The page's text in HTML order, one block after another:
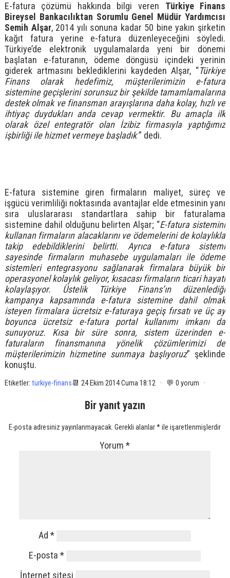
E-fatura çözümü hakkında bilgi veren Türkiye Finans
Bireysel Bankacılıktan Sorumlu Genel Müdür Yardımcısı
Semih Alşar, 2014 yılı sonuna kadar 50 bine yakın şirketin
kağıt fatura yerine e-fatura düzenleyeceğini söyledi.
Türkiye’de elektronik uygulamalarda yeni bir dönemi
başlatan e-faturanın, ödeme döngüsü içindeki yerinin
giderek artmasını beklediklerini kaydeden Alşar, “Türkiye
Finans olarak hedefimiz, müşterilerimizin e-fatura
sistemine geçişlerini sorunsuz bir şekilde tamamlamalarına
destek olmak ve finansman arayışlarına daha kolay, hızlı ve
ihtiyaç duydukları anda cevap vermektir. Bu amaçla ilk
olarak özel entegratör olan İzibiz firmasıyla yaptığımız
işbirliği ile hizmet vermeye başladık” dedi.
E-fatura sistemine giren firmaların maliyet, süreç ve
işgücü verimliliği noktasında avantajlar elde etmesinin yanı
sıra uluslararası standartlara sahip bir faturalama
sistemine dahil olduğunu belirten Alşar; “E-fatura sistemini
kullanan firmaların alacaklarını ve ödemelerini de kolaylıkla
takip edebildiklerini belirtti. Ayrıca e-fatura sistemi
sayesinde firmaların muhasebe uygulamaları ile ödeme
sistemleri entegrasyonu sağlanarak firmalara büyük bir
operasyonel kolaylık geliyor, kısacası firmaların ticari hayatı
kolaylaşıyor. Üstelik Türkiye Finans’ın düzenlediği
kampanya kapsamında e-fatura sistemine dahil olmak
isteyen firmalara ücretsiz e-faturaya geçiş fırsatı ve üç ay
boyunca ücretsiz e-fatura portal kullanımı imkanı da
sunuyoruz. Kısa bir süre sonra, sistem üzerinden e-
faturaların finansmanına yönelik çözümlerimizi de
müşterilerimizin hizmetine sunmaya başlıyoruz” şeklinde
konuştu.
Etiketler: türkiye-finans📆 24 Ekim 2014 Cuma 18:12 · 💬 0 yorum ·
Bir yanıt yazın
E-posta adresiniz yayınlanmayacak. Gerekli alanlar*ile işaretlenmişlerdir
Yorum*
Ad*
E-posta*
İnternet sitesi